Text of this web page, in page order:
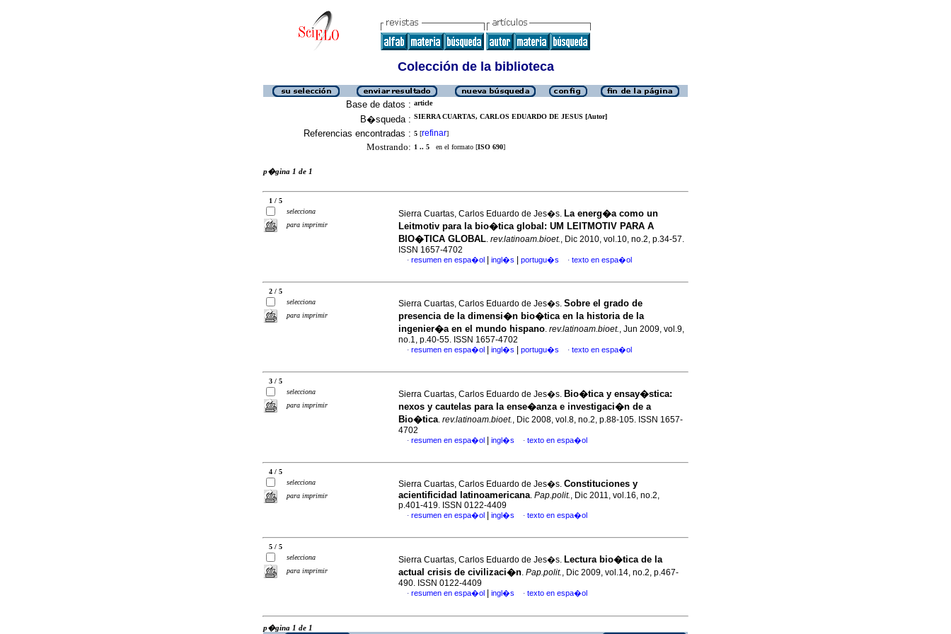
Colección de la biblioteca
Base de datos : article
B�squeda : SIERRA CUARTAS, CARLOS EDUARDO DE JESUS [Autor]
Referencias encontradas : 5 [refinar]
Mostrando: 1 .. 5 en el formato [ISO 690]
p�gina 1 de 1
1 / 5
selecciona
para imprimir
Sierra Cuartas, Carlos Eduardo de Jes�s. La energ�a como un
Leitmotiv para la bio�tica global : UM LEITMOTIV PARA A
BIO�TICA GLOBAL. rev.latinoam.bioet., Dic 2010, vol.10, no.2, p.34-57.
ISSN 1657-4702
· resumen en espa�ol ingl�s portugu�s · texto en espa�ol
2 / 5
selecciona
para imprimir
Sierra Cuartas, Carlos Eduardo de Jes�s. Sobre el grado de
presencia de la dimensi�n bio�tica en la historia de la
ingenier�a en el mundo hispano. rev.latinoam.bioet., Jun 2009, vol.9,
no.1, p.40-55. ISSN 1657-4702
· resumen en espa�ol ingl�s portugu�s · texto en espa�ol
3 / 5
selecciona
para imprimir
Sierra Cuartas, Carlos Eduardo de Jes�s. Bio�tica y ensay�stica:
nexos y cautelas para la ense�anza e investigaci�n de a
Bio�tica. rev.latinoam.bioet., Dic 2008, vol.8, no.2, p.88-105. ISSN 1657-
4702
· resumen en espa�ol ingl�s · texto en espa�ol
4 / 5
selecciona
para imprimir
Sierra Cuartas, Carlos Eduardo de Jes�s. Constituciones y
acientificidad latinoamericana. Pap.polit., Dic 2011, vol.16, no.2,
p.401-419. ISSN 0122-4409
· resumen en espa�ol ingl�s · texto en espa�ol
5 / 5
selecciona
para imprimir
Sierra Cuartas, Carlos Eduardo de Jes�s. Lectura bio�tica de la
actual crisis de civilizaci�n. Pap.polit., Dic 2009, vol.14, no.2, p.467-
490. ISSN 0122-4409
· resumen en espa�ol ingl�s · texto en espa�ol
p�gina 1 de 1